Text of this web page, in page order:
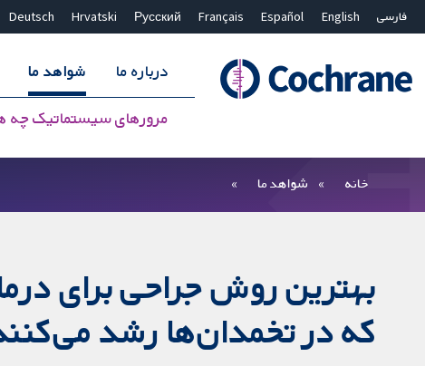
فارسی English
Español
Français
Русский
Hrvatski
Deutsch
درباره ما شواهد ما
مرورهای سیستماتیک چه
بستن جستجو ✖
خانه شواهد ما
بهترین روش جراحی برای
که در تخمدان‌ها رشد